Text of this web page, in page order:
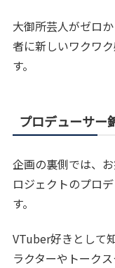
大御所芸人がゼロ
者に新しいワクワ
す。
プロデューサー
企画の裏側では、
ロジェクトのプロ
す。
VTuber好きとして
ラクターやトーク